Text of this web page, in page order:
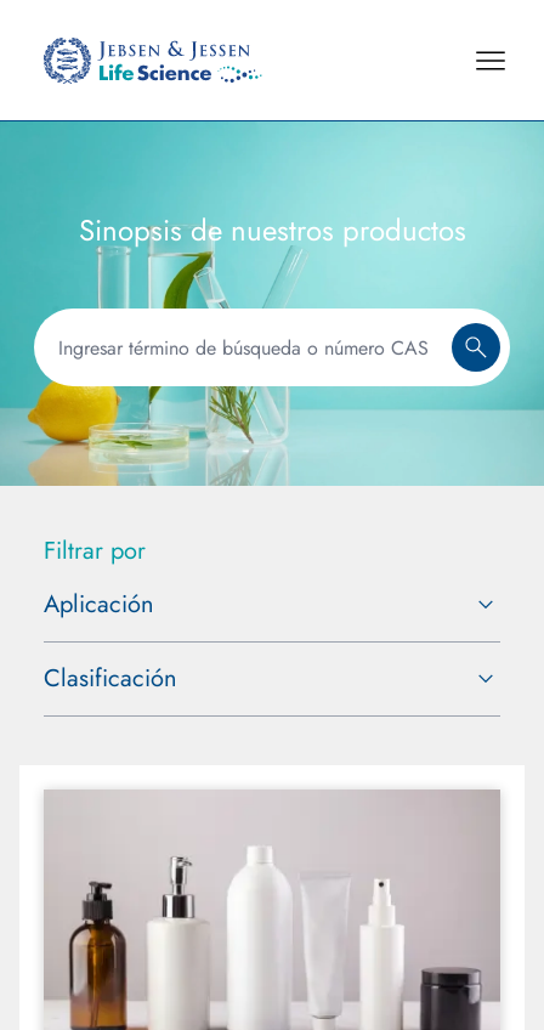
Sinopsis de nuestros productos
Filtrar por
Aplicación
Aditivos Alimentarios
Ingredientes Orgánicos
Clasificación
Antiespumantes
Descalcificadores de Agua
Espesantes
Fosfatos